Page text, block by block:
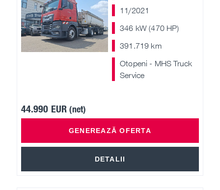
11/2021
346 kW (470 HP)
391.719 km
Otopeni - MHS Truck
Service
44.990 EUR(net)
GENEREAZĂ OFERTA
DETALII